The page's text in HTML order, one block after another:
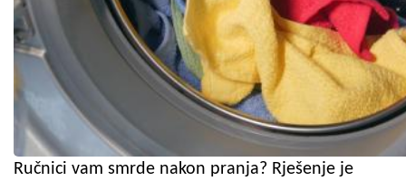
Ručnici vam smrde nakon pranja? Rješenje je